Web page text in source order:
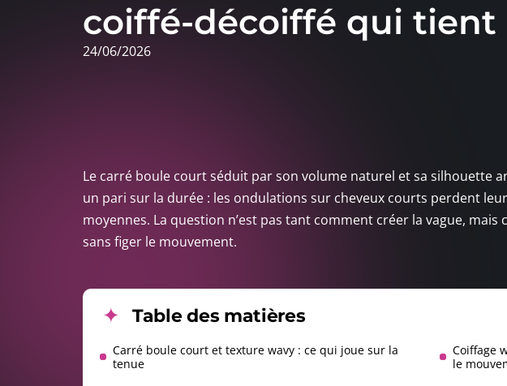
coiffé-décoiffé qui tient
24/06/2026
Le carré boule court séduit par son volume naturel et sa silhouette
un pari sur la durée : les ondulations sur cheveux courts perdent
moyennes. La question n’est pas tant comment créer la vague,
sans figer le mouvement.
Table des matières
Carré boule court et texture wavy : ce qui joue sur la
tenue
Coiffage
le